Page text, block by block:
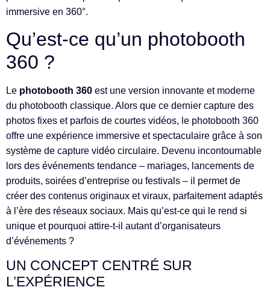
immersive en 360°.
Qu’est-ce qu’un photobooth
360 ?
Le photobooth 360 est une version innovante et moderne
du photobooth classique. Alors que ce dernier capture des
photos fixes et parfois de courtes vidéos, le photobooth 360
offre une expérience immersive et spectaculaire grâce à son
système de capture vidéo circulaire. Devenu incontournable
lors des événements tendance – mariages, lancements de
produits, soirées d’entreprise ou festivals – il permet de
créer des contenus originaux et viraux, parfaitement adaptés
à l’ère des réseaux sociaux. Mais qu’est-ce qui le rend si
unique et pourquoi attire-t-il autant d’organisateurs
d’événements ?
UN CONCEPT CENTRÉ SUR
L’EXPÉRIENCE